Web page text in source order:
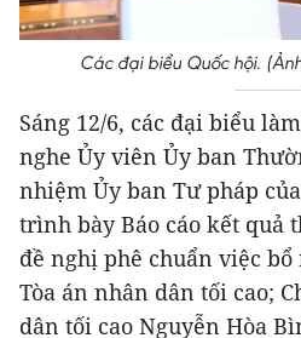
Các đại biểu Quốc hội.
Sáng 12/6, các đại biểu
nghe Ủy viên Ủy ban
nhiệm Ủy ban Tư pháp
trình bày Báo cáo kết quả
đề nghị phê chuẩn việc
Tòa án nhân dân tối cao;
dân tối cao Nguyễn Hòa